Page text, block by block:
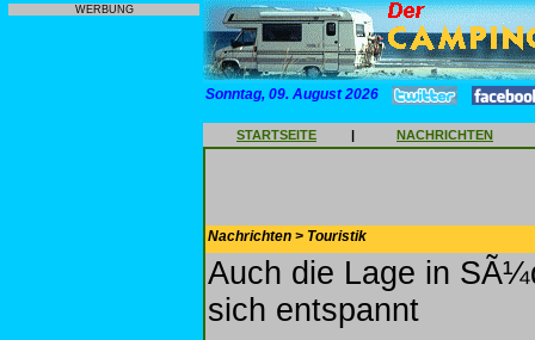
WERBUNG
Sonntag, 09. August 2026
STARTSEITE | NACHRICHTEN
Nachrichten > Touristik
Auch die Lage in
sich entspannt